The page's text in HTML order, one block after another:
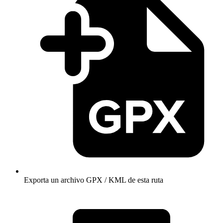
Exporta un archivo GPX / KML de esta ruta